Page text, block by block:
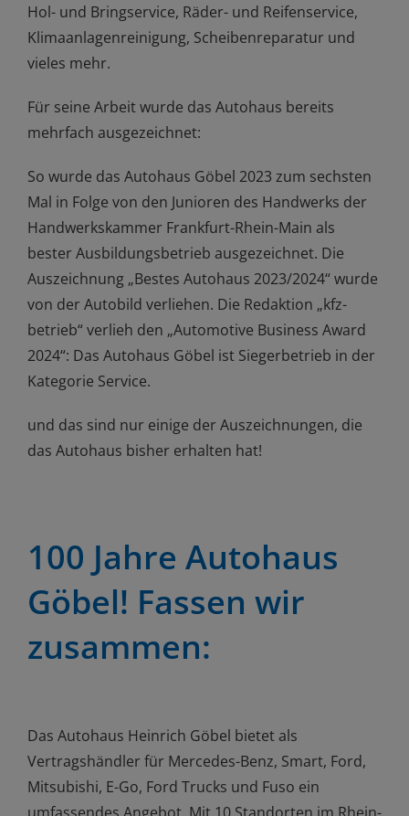
Hol- und Bringservice, Räder- und Reifenservice,
Klimaanlagenreinigung, Scheibenreparatur und
vieles mehr.
Für seine Arbeit wurde das Autohaus bereits
mehrfach ausgezeichnet:
So wurde das Autohaus Göbel 2023 zum sechsten
Mal in Folge von den Junioren des Handwerks der
Handwerkskammer Frankfurt-Rhein-Main als
bester Ausbildungsbetrieb ausgezeichnet. Die
Auszeichnung „Bestes Autohaus 2023/2024“ wurde
von der Autobild verliehen. Die Redaktion „kfz-
betrieb“ verlieh den „Automotive Business Award
2024“: Das Autohaus Göbel ist Siegerbetrieb in der
Kategorie Service.
und das sind nur einige der Auszeichnungen, die
das Autohaus bisher erhalten hat!
100 Jahre Autohaus
Göbel! Fassen wir
zusammen:
Das Autohaus Heinrich Göbel bietet als
Vertragshändler für Mercedes-Benz, Smart, Ford,
Mitsubishi, E-Go, Ford Trucks und Fuso ein
umfassendes Angebot. Mit 10 Standorten im Rhein-